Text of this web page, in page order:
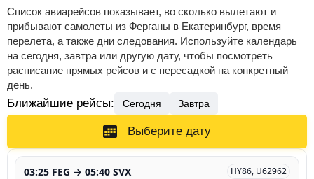
Список авиарейсов показывает, во сколько вылетают и
прибывают самолеты из Ферганы в Екатеринбург, время
перелета, а также дни следования. Используйте календарь
на сегодня, завтра или другую дату, чтобы посмотреть
расписание прямых рейсов и с пересадкой на конкретный
день.
Ближайшие рейсы: Сегодня Завтра
Выберите дату
03:25 FEG → 05:40 SVX HY86, U62962